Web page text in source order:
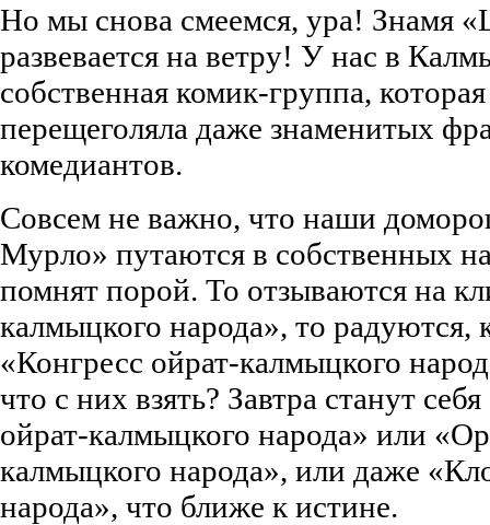
Но мы снова смеемся, ура! Знамя
развевается на ветру! У нас в
собственная комик-группа,
перещеголяла даже знаменитых
комедиантов.
Совсем не важно, что наши
Мурло» путаются в собственных
помнят порой. То отзываются на
калмыцкого народа», то радуются,
«Конгресс ойрат-калмыцкого
что с них взять? Завтра станут
ойрат-калмыцкого народа» или
калмыцкого народа», или даже
народа», что ближе к истине.